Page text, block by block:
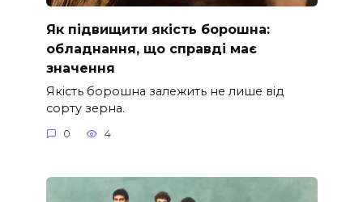
Як підвищити якість борошна:
обладнання, що справді має
значення
Якість борошна залежить не лише від
сорту зерна.
0 4